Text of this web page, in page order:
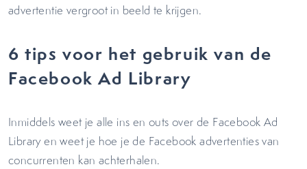
advertentie vergroot in beeld te krijgen.
6 tips voor het gebruik van de
Facebook Ad Library
Inmiddels weet je alle ins en outs over de Facebook Ad
Library en weet je hoe je de Facebook advertenties van
concurrenten kan achterhalen.